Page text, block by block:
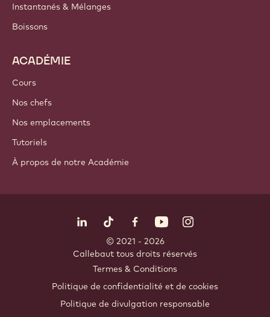
Instantanés & Mélanges
Boissons
ACADÉMIE
Cours
Nos chefs
Nos emplacements
Tutoriels
À propos de notre Académie
LinkedIn Opens in a new window.
TikTok Opens in a new window.
Facebook Opens in a new
YouTubeInstagram
© 2021 - 2026
Callebaut tous droits réservés
Termes & Conditions
Politique de confidentialité et de cookies
Politique de divulgation responsable